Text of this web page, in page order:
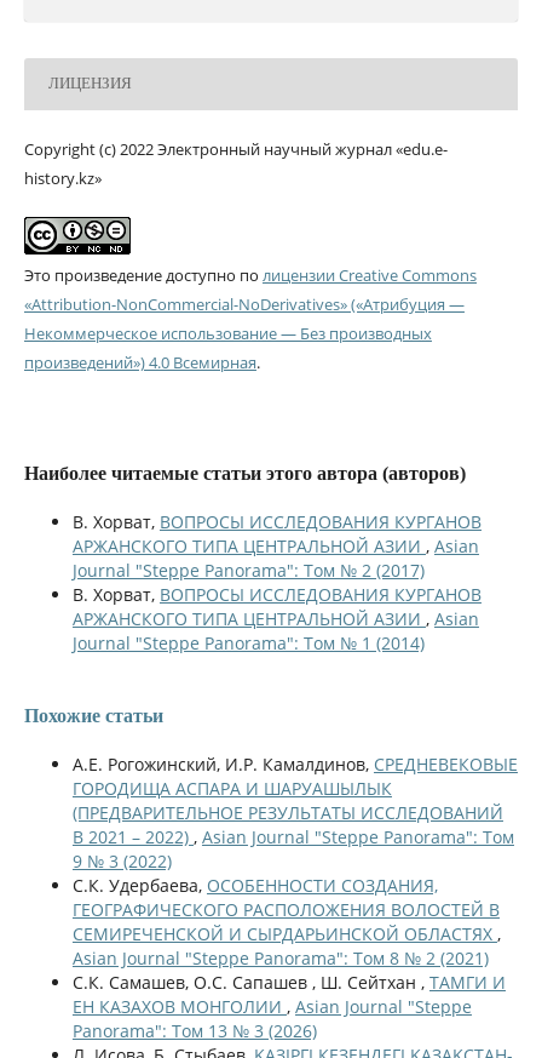
ЛИЦЕНЗИЯ
Copyright (c) 2022 Электронный научный журнал «edu.e-
history.kz»
Это произведение доступно по лицензии Creative Commons
«Attribution-NonCommercial-NoDerivatives» («Атрибуция —
Некоммерческое использование — Без производных
произведений») 4.0 Всемирная.
Наиболее читаемые статьи этого автора (авторов)
В. Хорват, ВОПРОСЫ ИССЛЕДОВАНИЯ КУРГАНОВ
АРЖАНСКОГО ТИПА ЦЕНТРАЛЬНОЙ АЗИИ , Asian
Journal "Steppe Panorama": Том № 2 (2017)
В. Хорват, ВОПРОСЫ ИССЛЕДОВАНИЯ КУРГАНОВ
АРЖАНСКОГО ТИПА ЦЕНТРАЛЬНОЙ АЗИИ , Asian
Journal "Steppe Panorama": Том № 1 (2014)
Похожие статьи
А.Е. Рогожинский, И.Р. Камалдинов, СРЕДНЕВЕКОВЫЕ
ГОРОДИЩА АСПАРА И ШАРУАШЫЛЫК
(ПРЕДВАРИТЕЛЬНОЕ РЕЗУЛЬТАТЫ ИССЛЕДОВАНИЙ
В 2021 – 2022) , Asian Journal "Steppe Panorama": Том
9 № 3 (2022)
С.К. Удербаева, ОСОБЕННОСТИ СОЗДАНИЯ,
ГЕОГРАФИЧЕСКОГО РАСПОЛОЖЕНИЯ ВОЛОСТЕЙ В
СЕМИРЕЧЕНСКОЙ И СЫРДАРЬИНСКОЙ ОБЛАСТЯХ ,
Asian Journal "Steppe Panorama": Том 8 № 2 (2021)
С.К. Самашев, О.С. Сапашев , Ш. Сейтхан , ТАМГИ И
ЕН КАЗАХОВ МОНГОЛИИ , Asian Journal "Steppe
Panorama": Том 13 № 3 (2026)